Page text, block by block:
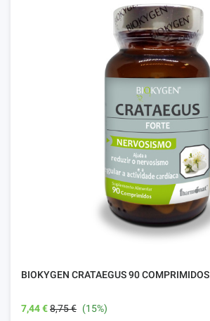
BIOKYGEN CRATAEGUS 90 COMPRIMIDOS
7,44 €8,75 € (15%)